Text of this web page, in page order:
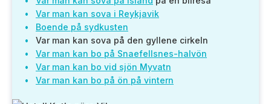
Var man kan sova i Reykjavik
Boende på sydkusten
Var man kan sova på den gyllene cirkeln
Var man kan bo på Snaefellsnes-halvön
Var man kan bo vid sjön Myvatn
Var man kan bo på ön på vintern